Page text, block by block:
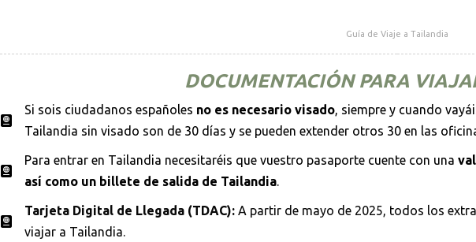
Guía de Viaje a Tailandia
DOCUMENTACIÓN PARA
Si sois ciudadanos españoles no es necesario visado , siempre y cuando
Tailandia sin visado son de 30 días y se pueden extender otros 30 en las
Para entrar en Tailandia necesitaréis que vuestro pasaporte cuente con una
así como un billete de salida de Tailandia
Tarjeta Digital de Llegada (TDAC): A partir de mayo de 2025, todos los
viajar a Tailandia.